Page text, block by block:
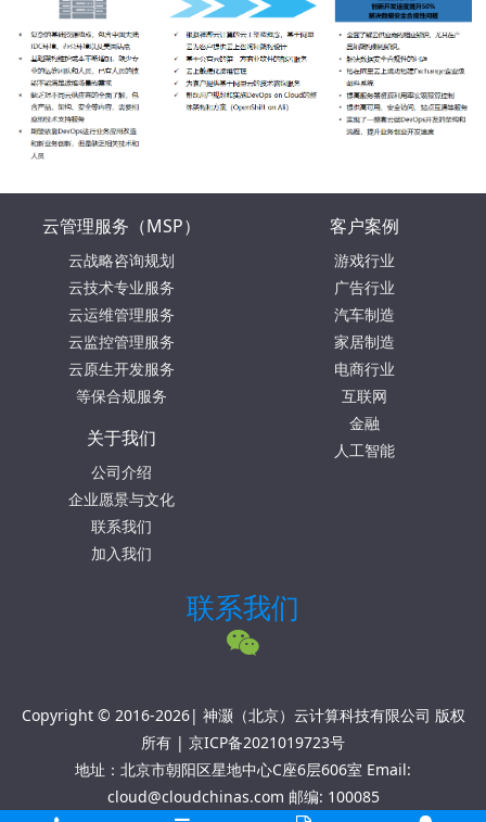
云管理服务（MSP）
云战略咨询规划
云技术专业服务
云运维管理服务
云监控管理服务
云原生开发服务
等保合规服务
客户案例
游戏行业
广告行业
汽车制造
家居制造
电商行业
互联网
金融
人工智能
关于我们
公司介绍
企业愿景与文化
联系我们
加入我们
联系我们
Copyright © 2016-2026| 神灏（北京）云计算科技有限公司 版权
所有 | 京ICP备2021019723号
地址：北京市朝阳区星地中心C座6层606室 Email:
cloud@cloudchinas.com 邮编: 100085